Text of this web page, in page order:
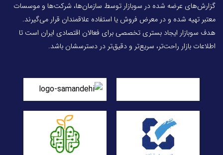
گزارش‌های عرضه شده در سوبازار توسط سازمان‌ها، شرکت‌ها و موسسات
معتبر تهیه شده و در معرض فروش یا استفاده علاقمندان قرار می‌گیرند.
هدف سوبازار ایجاد بستری تخصصی برای فعالان اقتصادی ایران است تا
اطلاعات بازار راحت‌تر، سریع‌تر و دقیق‌تر در دسترسشان باشد.